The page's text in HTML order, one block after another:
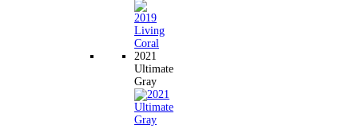
2021
Ultimate
Gray